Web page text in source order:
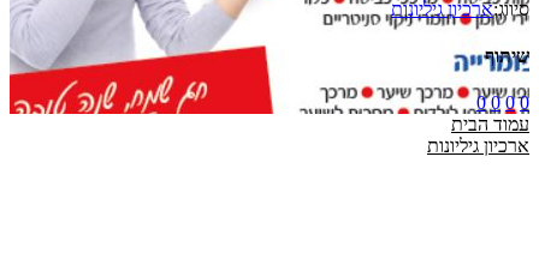
סיווג:ארכיון גיליונות
שיתוף
0
0
0
0
עמוד הבית
ארכיון גיליונות